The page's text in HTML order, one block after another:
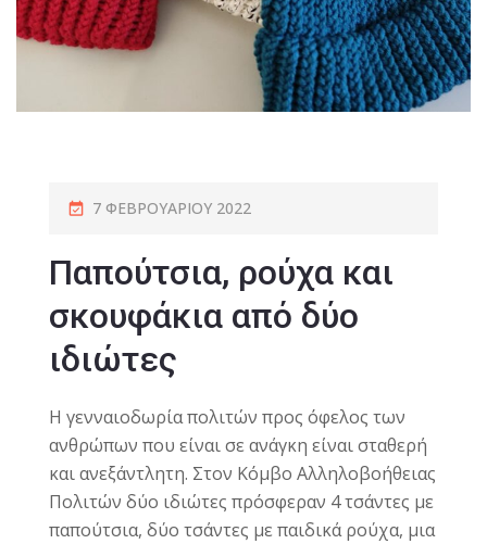
7 ΦΕΒΡΟΥΑΡΊΟΥ 2022
Παπούτσια, ρούχα και
σκουφάκια από δύο
ιδιώτες
Η γενναιοδωρία πολιτών προς όφελος των
ανθρώπων που είναι σε ανάγκη είναι σταθερή
και ανεξάντλητη. Στον Κόμβο Αλληλοβοήθειας
Πολιτών δύο ιδιώτες πρόσφεραν 4 τσάντες με
παπούτσια, δύο τσάντες με παιδικά ρούχα, μια